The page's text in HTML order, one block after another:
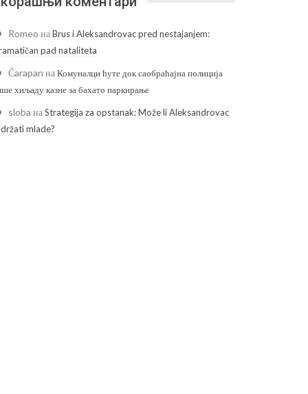
Romeo наBrus i Aleksandrovac pred nestajanjem:
pad nataliteta
Čarapan наКомуналци ћуте док саобраћајна полиција
хиљаду казне за бахато паркирање
sloba наStrategija za opstanak: Može li Aleksandrovac
mlade?